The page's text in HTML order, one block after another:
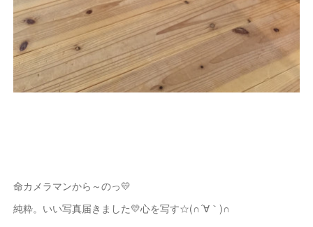
命カメラマンから～のっ💛
純粋。いい写真届きました💛心を写す☆(∩´∀｀)∩